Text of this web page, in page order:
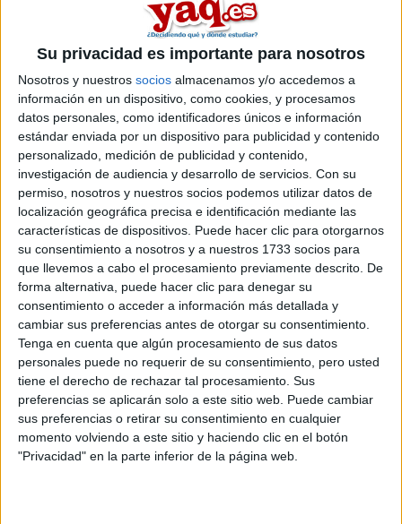
Su privacidad es importante para nosotros
Nosotros y nuestros socios almacenamos y/o accedemos a
información en un dispositivo, como cookies, y procesamos
datos personales, como identificadores únicos e información
estándar enviada por un dispositivo para publicidad y contenido
personalizado, medición de publicidad y contenido,
investigación de audiencia y desarrollo de servicios. Con su
permiso, nosotros y nuestros socios podemos utilizar datos de
localización geográfica precisa e identificación mediante las
características de dispositivos. Puede hacer clic para otorgarnos
su consentimiento a nosotros y a nuestros 1733 socios para
que llevemos a cabo el procesamiento previamente descrito. De
forma alternativa, puede hacer clic para denegar su
consentimiento o acceder a información más detallada y
cambiar sus preferencias antes de otorgar su consentimiento.
Tenga en cuenta que algún procesamiento de sus datos
personales puede no requerir de su consentimiento, pero usted
tiene el derecho de rechazar tal procesamiento. Sus
preferencias se aplicarán solo a este sitio web. Puede cambiar
sus preferencias o retirar su consentimiento en cualquier
momento volviendo a este sitio y haciendo clic en el botón
"Privacidad" en la parte inferior de la página web.
Sobre ti
Soy:*
Chico
Chica
¿En qué año terminas (o terminaste) bachillerato o FP?
Soy estudiante de:*
Términos y Condiciones de Uso
Aceptolos Términos y Condicionesde uso*